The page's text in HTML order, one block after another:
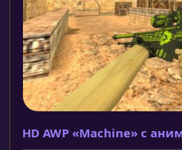
HD AWP «Machine» с